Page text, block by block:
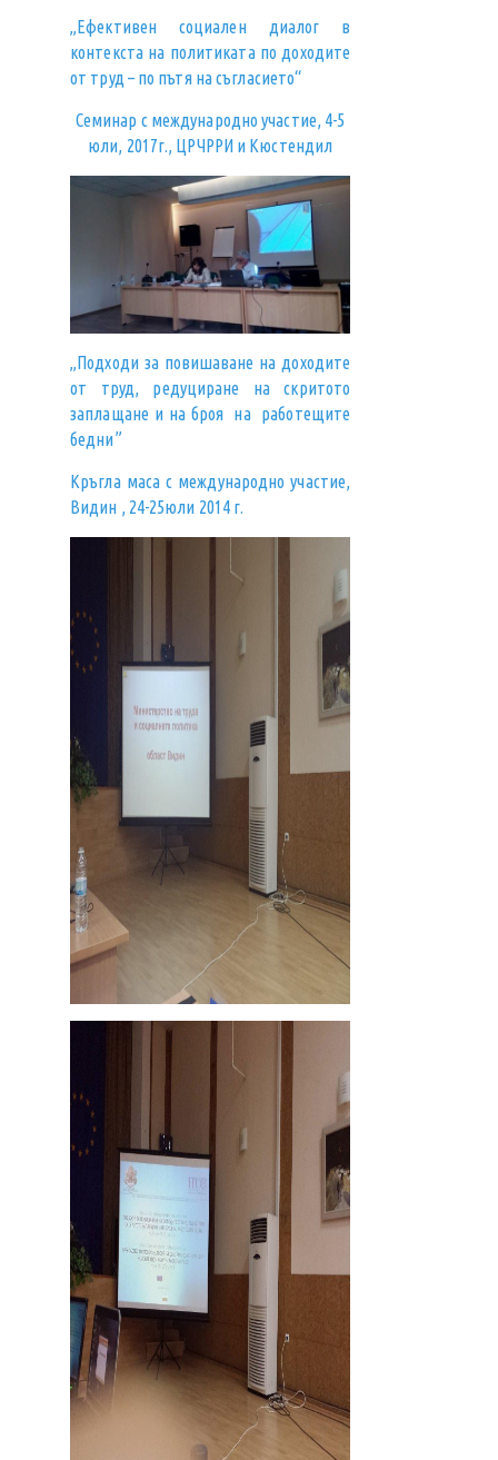
„Ефективен социален диалог в
контекста на политиката по доходите
от труд – по пътя на съгласието“
Семинар с международно участие, 4-5
юли, 2017г., ЦРЧРРИ и Кюстендил
„Подходи за повишаване на доходите
от труд, редуциране на скритото
заплащане и на броя на работещите
бедни”
Кръгла маса с международно участие,
Видин , 24-25юли 2014 г.